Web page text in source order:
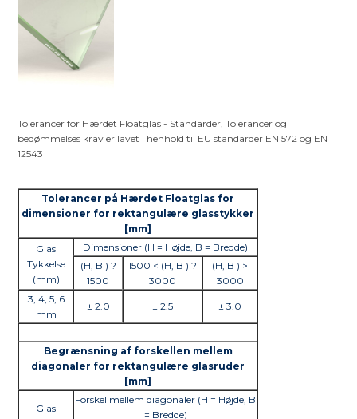
Tolerancer for Hærdet Floatglas - Standarder, Tolerancer og
bedømmelses krav er lavet i henhold til EU standarder EN 572 og EN
12543
Tolerancer på Hærdet Floatglas for
dimensioner for rektangulære glasstykker
[mm]
Glas
Tykkelse
(mm)
Dimensioner (H = Højde, B = Bredde)
(H, B ) ?
1500
1500 < (H, B ) ?
3000
(H, B ) >
3000
3, 4, 5, 6
mm
± 2.0 ± 2.5 ± 3.0
Begrænsning af forskellen mellem
diagonaler for rektangulære glasruder
[mm]
Glas
Forskel mellem diagonaler (H = Højde, B
= Bredde)